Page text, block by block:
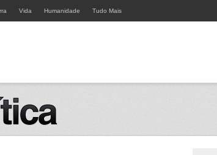
Vida Humanidade Tudo Mais